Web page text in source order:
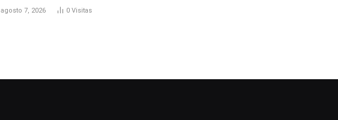
agosto 7, 2026 0 Visitas